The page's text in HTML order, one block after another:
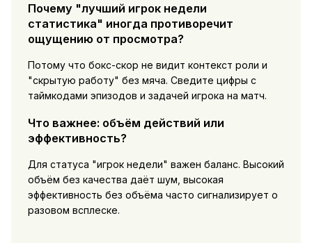
Почему "лучший игрок недели
статистика" иногда противоречит
ощущению от просмотра?
Потому что бокс-скор не видит контекст роли и
"скрытую работу" без мяча. Сведите цифры с
таймкодами эпизодов и задачей игрока на матч.
Что важнее: объём действий или
эффективность?
Для статуса "игрок недели" важен баланс. Высокий
объём без качества даёт шум, высокая
эффективность без объёма часто сигнализирует о
разовом всплеске.